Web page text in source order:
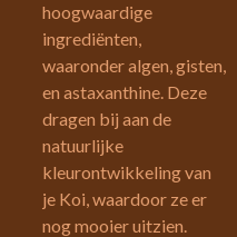
hoogwaardige
ingrediënten,
waaronder algen, gisten,
en astaxanthine. Deze
dragen bij aan de
natuurlijke
kleurontwikkeling van
je Koi, waardoor ze er
nog mooier uitzien.